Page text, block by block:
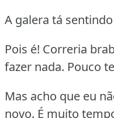
A galera tá
Pois é! Correria
fazer nada. Pouco
Mas acho que eu
novo. É muito